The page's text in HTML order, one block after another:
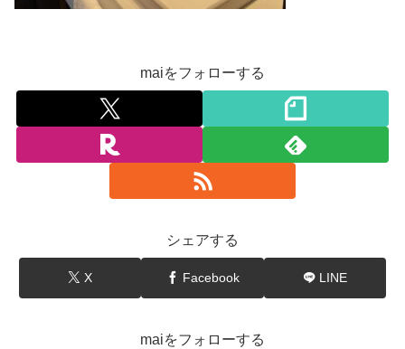
maiをフォローする
シェアする
X Facebook LINE
maiをフォローする